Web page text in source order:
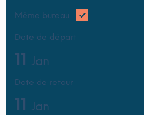
Même bureau
Date de départ
11 Jan
Date de retour
11 Jan